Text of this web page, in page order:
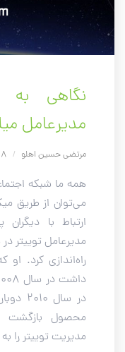
نگاهی
مدیرعامل
مرتضی حسین اهلو /
همه ما شبکه
می‌توان از طریق
ارتباط با
راه‌اندازی کرد.
در
محصول بازگشت
مدیریت توییتر را